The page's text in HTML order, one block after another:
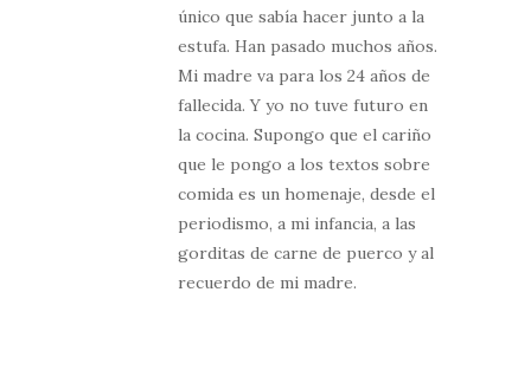
El pollo se deshebra, y ya al final se le añade
a la salsa, cuando está a punto de hervir.
Pero ya sin darle vuelta.
único que sabía hacer junto a la
estufa. Han pasado muchos años.
Mi madre va para los 24 años de
fallecida. Y yo no tuve futuro en
la cocina. Supongo que el cariño
que le pongo a los textos sobre
comida es un homenaje, desde el
periodismo, a mi infancia, a las
gorditas de carne de puerco y al
recuerdo de mi madre.